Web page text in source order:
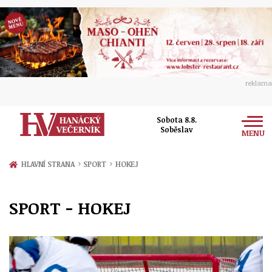
reklama
Sobota 8.8.
Soběslav
MENU
Zprávy
Přerov
Politika
Ekonomika
Kultura
Hudba
Společnost
Ženy
Sport
HLAVNÍ STRANA › SPORT › HOKEJ
SPORT - HOKEJ